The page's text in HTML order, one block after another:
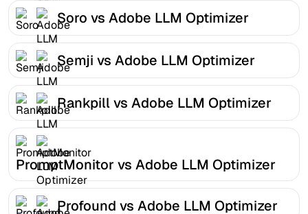
Soro vs Adobe LLM Optimizer
Semji vs Adobe LLM Optimizer
Rankpill vs Adobe LLM Optimizer
PromptMonitor vs Adobe LLM Optimizer
Profound vs Adobe LLM Optimizer